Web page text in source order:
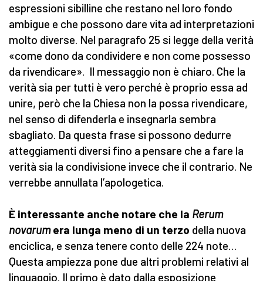
espressioni sibilline che restano nel loro fondo
ambigue e che possono dare vita ad interpretazioni
molto diverse. Nel paragrafo 25 si legge della verità
«come dono da condividere e non come possesso
da rivendicare». Il messaggio non è chiaro. Che la
verità sia per tutti è vero perché è proprio essa ad
unire, però che la Chiesa non la possa rivendicare,
nel senso di difenderla e insegnarla sembra
sbagliato. Da questa frase si possono dedurre
atteggiamenti diversi fino a pensare che a fare la
verità sia la condivisione invece che il contrario. Ne
verrebbe annullata l’apologetica.
È interessante anche notare che la Rerum
novarumera lunga meno di un terzo della nuova
enciclica, e senza tenere conto delle 224 note…
Questa ampiezza pone due altri problemi relativi al
linguaggio. Il primo è dato dalla esposizione